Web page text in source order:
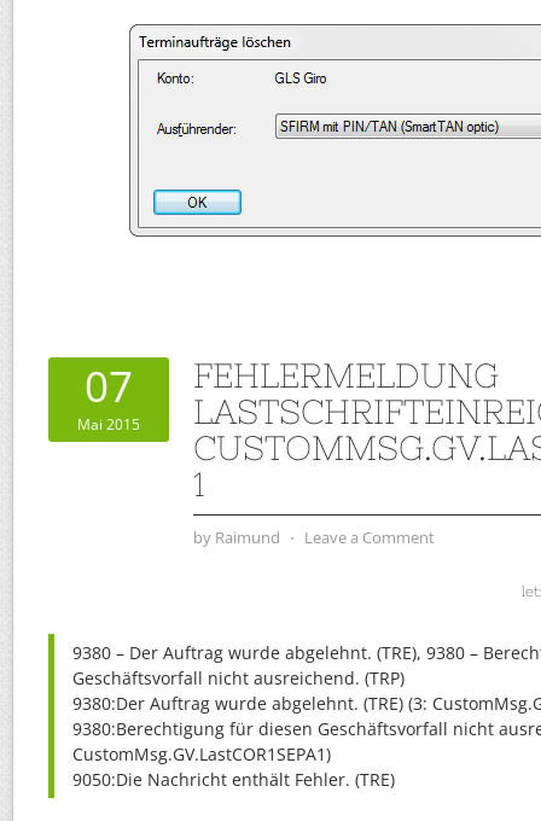
07
Mai 2015
FEHLERMELDUNG
1
by Raimund ⋅ Leave a Comment
9380 – Der Auftrag wurde abgelehnt. (TRE), 9380 –
Geschäftsvorfall nicht ausreichend. (TRP)
9380:Der Auftrag wurde abgelehnt. (TRE) (3:
9380:Berechtigung für diesen Geschäftsvorfall nicht
CustomMsg.GV.LastCOR1SEPA1)
9050:Die Nachricht enthält Fehler. (TRE)